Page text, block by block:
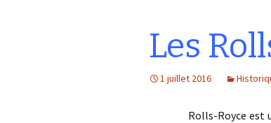
Les
1 juillet 2016
Rolls-Royce est un